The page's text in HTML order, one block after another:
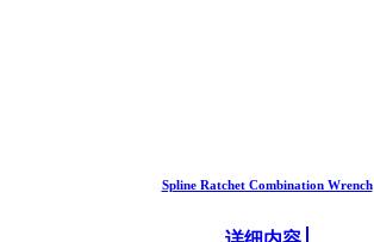
Spline Ratchet Combination Wrench